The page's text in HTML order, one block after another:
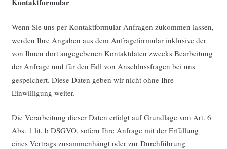
Wenn Sie uns per Kontaktformular Anfragen zukommen lassen,
werden Ihre Angaben aus dem Anfrageformular inklusive der
von Ihnen dort angegebenen Kontaktdaten zwecks Bearbeitung
der Anfrage und für den Fall von Anschlussfragen bei uns
gespeichert. Diese Daten geben wir nicht ohne Ihre
Einwilligung weiter.
Die Verarbeitung dieser Daten erfolgt auf Grundlage von Art. 6
Abs. 1 lit. b DSGVO, sofern Ihre Anfrage mit der Erfüllung
eines Vertrags zusammenhängt oder zur Durchführung